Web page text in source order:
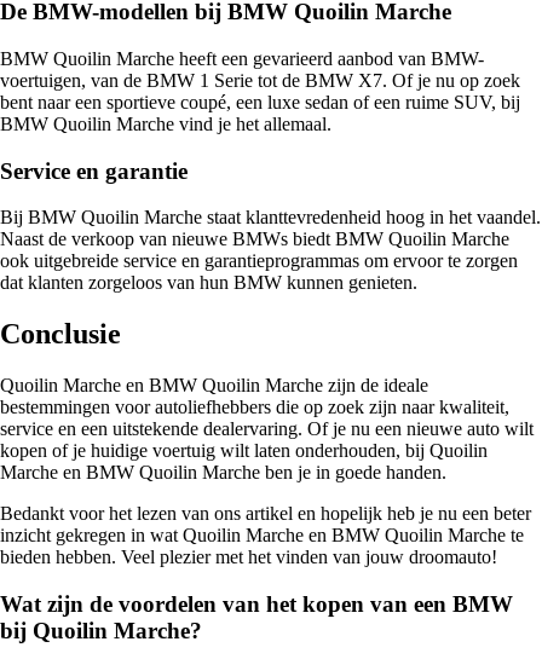
De BMW-modellen bij BMW Quoilin Marche
BMW Quoilin Marche heeft een gevarieerd aanbod van BMW-
voertuigen, van de BMW 1 Serie tot de BMW X7. Of je nu op zoek
bent naar een sportieve coupé, een luxe sedan of een ruime SUV, bij
BMW Quoilin Marche vind je het allemaal.
Service en garantie
Bij BMW Quoilin Marche staat klanttevredenheid hoog in het vaandel.
Naast de verkoop van nieuwe BMWs biedt BMW Quoilin Marche
ook uitgebreide service en garantieprogrammas om ervoor te zorgen
dat klanten zorgeloos van hun BMW kunnen genieten.
Conclusie
Quoilin Marche en BMW Quoilin Marche zijn de ideale
bestemmingen voor autoliefhebbers die op zoek zijn naar kwaliteit,
service en een uitstekende dealervaring. Of je nu een nieuwe auto wilt
kopen of je huidige voertuig wilt laten onderhouden, bij Quoilin
Marche en BMW Quoilin Marche ben je in goede handen.
Bedankt voor het lezen van ons artikel en hopelijk heb je nu een beter
inzicht gekregen in wat Quoilin Marche en BMW Quoilin Marche te
bieden hebben. Veel plezier met het vinden van jouw droomauto!
Wat zijn de voordelen van het kopen van een BMW
bij Quoilin Marche?